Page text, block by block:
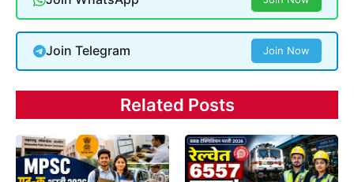
Join Telegram Join Now
Related Posts